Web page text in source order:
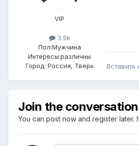
VIP
3.5k
Пол:Мужчина
Интересы:различны
Город: Россия, Тверь Вставить
Join the conversation
You can post now and register later.